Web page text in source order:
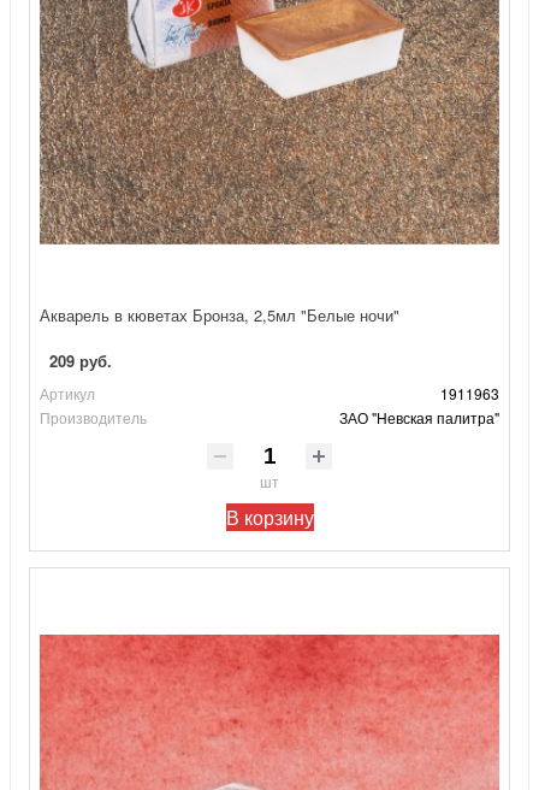
Акварель в кюветах Бронза, 2,5мл "Белые ночи"
209 руб.
Артикул
1911963
Производитель
ЗАО "Невская палитра"
шт
В корзину